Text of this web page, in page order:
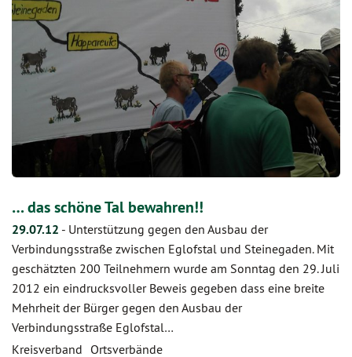
… das schöne Tal bewahren!!
29.07.12 - Unterstützung gegen den Ausbau der
Verbindungsstraße zwischen Eglofstal und Steinegaden. Mit
geschätzten 200 Teilnehmern wurde am Sonntag den 29. Juli
2012 ein eindrucksvoller Beweis gegeben dass eine breite
Mehrheit der Bürger gegen den Ausbau der
Verbindungsstraße Eglofstal…
Kreisverband Ortsverbände